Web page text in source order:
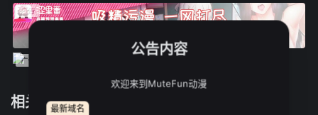
相关推荐
公告内容
欢迎来到MuteFun动漫
最新域名